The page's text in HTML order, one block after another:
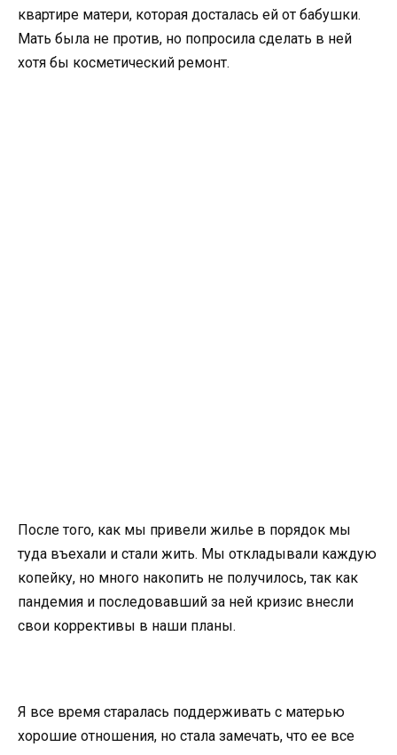
квартире матери, которая досталась ей от бабушки.
Мать была не против, но попросила сделать в ней
хотя бы косметический ремонт.
После того, как мы привели жилье в порядок мы
туда въехали и стали жить. Мы откладывали каждую
копейку, но много накопить не получилось, так как
пандемия и последовавший за ней кризис внесли
свои коррективы в наши планы.
Я все время старалась поддерживать с матерью
хорошие отношения, но стала замечать, что ее все